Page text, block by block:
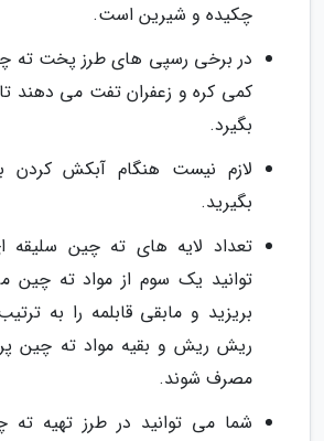
چکیده و شیرین است.
در برخی رسپی های طرز پخت ته
کمی کره و زعفران تفت می دهند
بگیرد.
لازم نیست هنگام آبکش کردن
بگیرید.
تعداد لایه های ته چین
توانید یک سوم از مواد ته چین
بریزید و مابقی قابلمه را به
ریش ریش و بقیه مواد ته چین پر
مصرف شوند.
شما می توانید در طرز تهیه